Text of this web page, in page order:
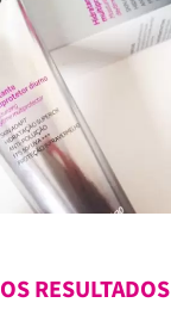
OS RESULTADOS